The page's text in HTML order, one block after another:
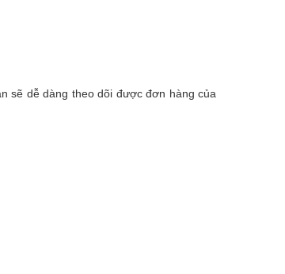
sẽ dễ dàng theo dõi được đơn hàng của